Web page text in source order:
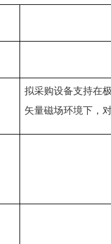
拟采购设备支持在
矢量磁场环境下，